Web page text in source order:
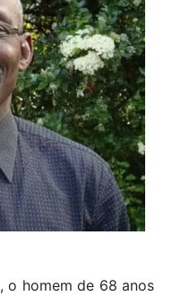
o homem de 68 anos